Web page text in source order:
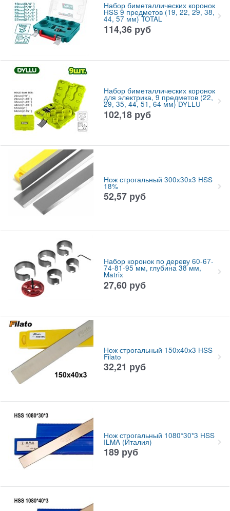
Набор биметаллических коронок
HSS 9 предметов (19, 22, 29, 38,
44, 57 мм) TOTAL
114,36 руб
Набор биметаллических коронок
для электрика, 9 предметов (22,
29, 35, 44, 51, 64 мм) DYLLU
102,18 руб
Нож строгальный 300x30x3 HSS
18%
52,57 руб
Набор коронок по дереву 60-67-
74-81-95 мм, глубина 38 мм,
Matrix
27,60 руб
Нож строгальный 150х40х3 HSS
Filato
32,21 руб
Нож строгальный 1080*30*3 HSS
ILMA (Италия)
189 руб